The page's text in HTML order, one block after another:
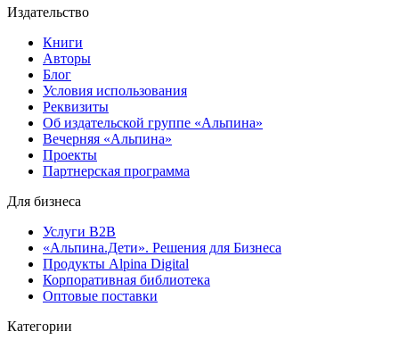
Издательство
Книги
Авторы
Блог
Условия использования
Реквизиты
Об издательской группе «Альпина»
Вечерняя «Альпина»
Проекты
Партнерская программа
Для бизнеса
Услуги B2B
«Альпина.Дети». Решения для Бизнеса
Продукты Alpina Digital
Корпоративная библиотека
Оптовые поставки
Категории